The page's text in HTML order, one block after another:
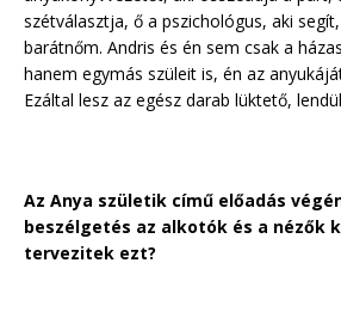
szétválasztja, ő a pszichológus, aki
barátnőm. Andris és én sem csak a
hanem egymás szüleit is, én az
Ezáltal lesz az egész darab lüktető,
Az Anya születik című előadás
beszélgetés az alkotók és a nézők
tervezitek ezt?